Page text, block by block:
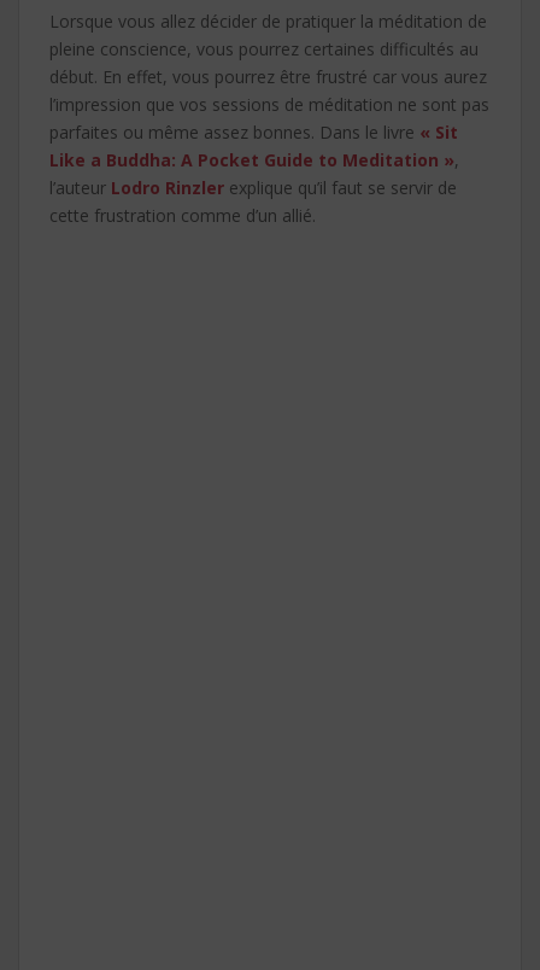
Lorsque vous allez décider de pratiquer la méditation de
pleine conscience, vous pourrez certaines difficultés au
début. En effet, vous pourrez être frustré car vous aurez
l’impression que vos sessions de méditation ne sont pas
parfaites ou même assez bonnes. Dans le livre « Sit
Like a Buddha: A Pocket Guide to Meditation »,
l’auteur Lodro Rinzler explique qu’il faut se servir de
cette frustration comme d’un allié.